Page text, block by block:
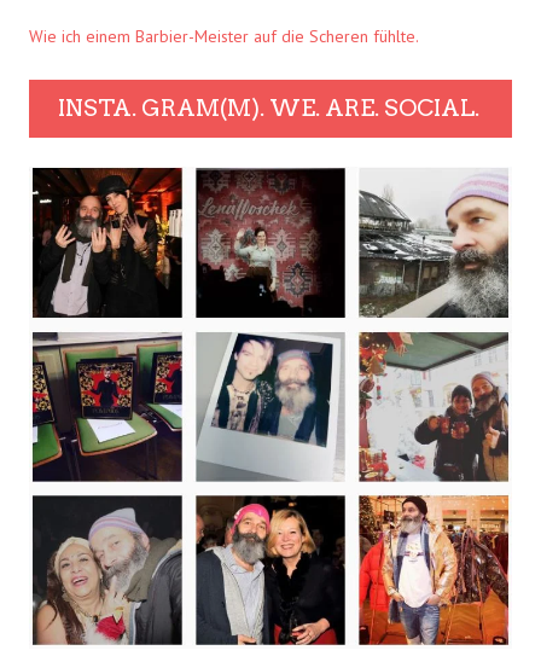
Wie ich einem Barbier-Meister auf die Scheren fühlte.
INSTA. GRAM(M). WE. ARE. SOCIAL.